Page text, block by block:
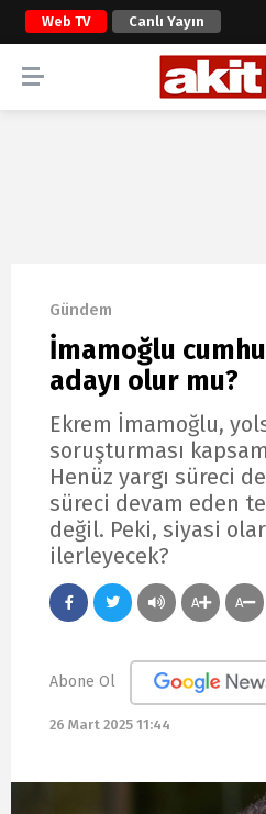
Web TV Canlı Yayın
Gündem
İmamoğlu
adayı olur mu?
Ekrem İmamoğlu,
soruşturması
Henüz yargı süreci
süreci devam eden
değil. Peki, siyasi
ilerleyecek?
A A
Abone Ol
26 Mart 2025 11:44